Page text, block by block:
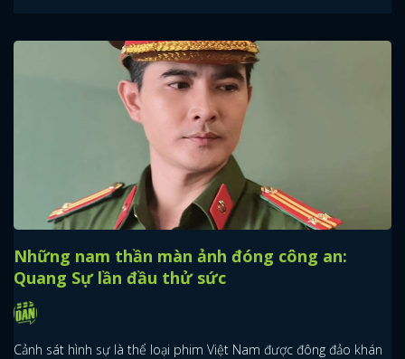
Những nam thần màn ảnh đóng công an:
Quang Sự lần đầu thử sức
Cảnh sát hình sự là thể loại phim Việt Nam được đông đảo khán